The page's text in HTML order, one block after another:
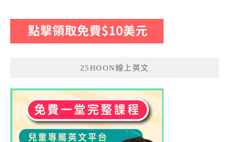
25HOON線上英文